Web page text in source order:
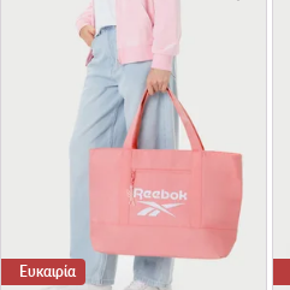
Ευκαιρία